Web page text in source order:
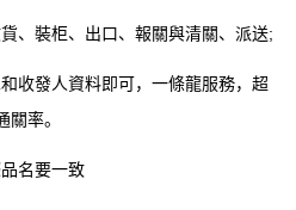
裝柜、出口、報關與清關、派送;
發人資料即可，一條龍服務，超
率。
名要一致